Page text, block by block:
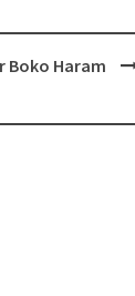
Boko Haram